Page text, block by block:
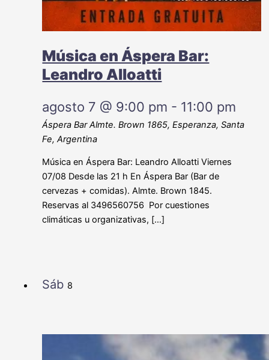
Música en Áspera Bar:
Leandro Alloatti
agosto 7 @ 9:00 pm - 11:00 pm
Áspera BarAlmte. Brown 1865, Esperanza, Santa
Fe, Argentina
Música en Áspera Bar: Leandro Alloatti Viernes
07/08 Desde las 21 h En Áspera Bar (Bar de
cervezas + comidas). Almte. Brown 1845.
Reservas al 3496560756 Por cuestiones
climáticas u organizativas, […]
Sáb 8